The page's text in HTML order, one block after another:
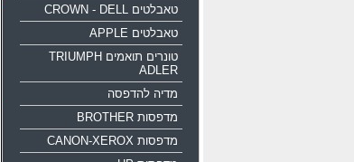
טאבלטים CROWN - DELL
טאבלטים APPLE
טונרים תואמים TRIUMPH
ADLER
מדיה להדפסה
מדפסות BROTHER
מדפסות CANON-XEROX